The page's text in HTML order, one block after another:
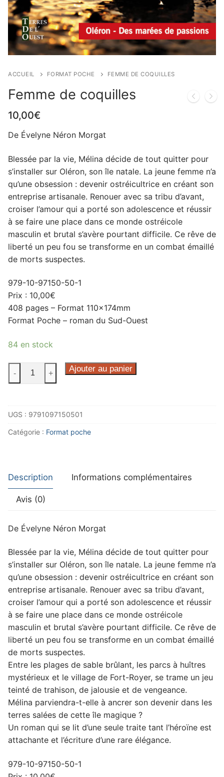
ACCUEIL FORMAT POCHE FEMME DE COQUILLES
Femme de coquilles
10,00€
De Évelyne Néron Morgat
Blessée par la vie, Mélina décide de tout quitter pour
s’installer sur Oléron, son île natale. La jeune femme n’a
qu’une obsession : devenir ostréicultrice en créant son
entreprise artisanale. Renouer avec sa tribu d’avant,
croiser l’amour qui a porté son adolescence et réussir
à se faire une place dans ce monde ostréicole
masculin et brutal s’avère pourtant difficile. Ce rêve de
liberté un peu fou se transforme en un combat émaillé
de morts suspectes.
979-10-97150-50-1
Prix : 10,00€
408 pages – Format 110x174mm
Format Poche – roman du Sud-Ouest
84 en stock
quantité
de
coquilles
- + Ajouter au panier
UGS : 9791097150501
Catégorie : Format poche
Description Informations complémentaires
Avis (0)
De Évelyne Néron Morgat
Blessée par la vie, Mélina décide de tout quitter pour
s’installer sur Oléron, son île natale. La jeune femme n’a
qu’une obsession : devenir ostréicultrice en créant son
entreprise artisanale. Renouer avec sa tribu d’avant,
croiser l’amour qui a porté son adolescence et réussir
à se faire une place dans ce monde ostréicole
masculin et brutal s’avère pourtant difficile. Ce rêve de
liberté un peu fou se transforme en un combat émaillé
de morts suspectes.
Entre les plages de sable brûlant, les parcs à huîtres
mystérieux et le village de Fort-Royer, se trame un jeu
teinté de trahison, de jalousie et de vengeance.
Mélina parviendra-t-elle à ancrer son devenir dans les
terres salées de cette île magique ?
Un roman qui se lit d’une seule traite tant l’héroïne est
attachante et l’écriture d’une rare élégance.
979-10-97150-50-1